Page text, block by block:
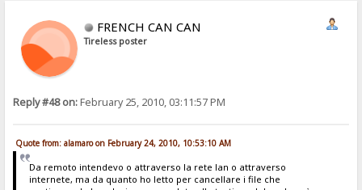
FRENCH CAN CAN
Tireless poster
Reply #48 on:February 25, 2010, 03:11:57 PM
Quote from: alamaro on February 24, 2010, 10:53:10 AM
Da remoto intendevo o attraverso la rete lan o attraverso
internete, ma da quanto ho letto per cancellare i file che